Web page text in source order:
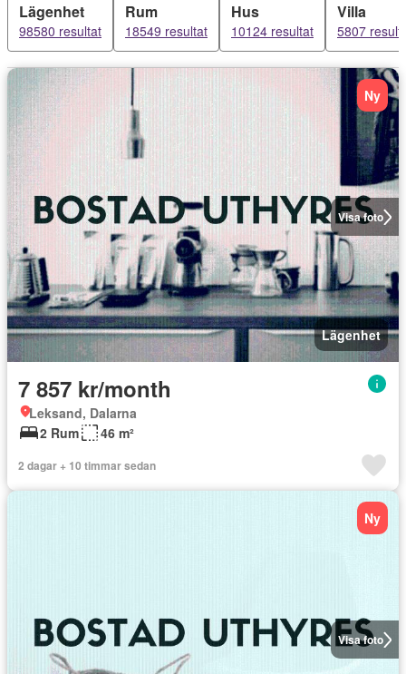
Lägenhet
98580 resultat
Rum
18549 resultat
Hus
10124 resultat
Villa
5807
Visa foto
Ny
Lägenhet
7 857 kr/month
Leksand, Dalarna
2 Rum
46 m²
2 dagar + 10 timmar sedan
Visa foto
Ny